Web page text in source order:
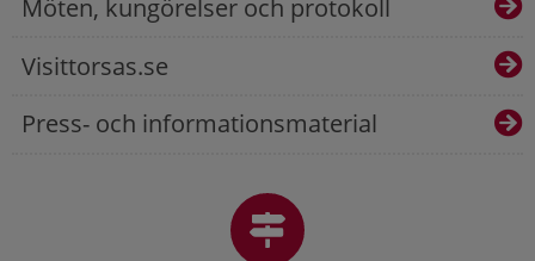
Möten, kungörelser och protokoll
Visittorsas.se
Press- och informationsmaterial